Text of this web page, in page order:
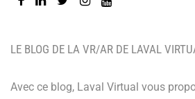
LE BLOG DE LA VR/AR DE LAVAL
Avec ce blog, Laval Virtual vous